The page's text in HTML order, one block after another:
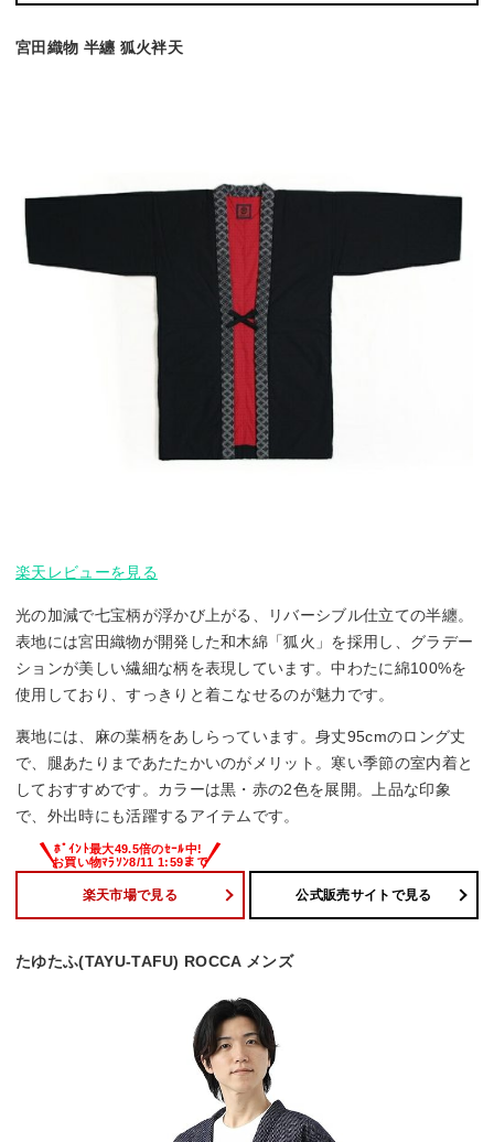
宮田織物 半纏 狐火袢天
楽天レビューを見る
光の加減で七宝柄が浮かび上がる、リバーシブル仕立ての半纏。
表地には宮田織物が開発した和木綿「狐火」を採用し、グラデー
ションが美しい繊細な柄を表現しています。中わたに綿100%を
使用しており、すっきりと着こなせるのが魅力です。
裏地には、麻の葉柄をあしらっています。身丈95cmのロング丈
で、腿あたりまであたたかいのがメリット。寒い季節の室内着と
しておすすめです。カラーは黒・赤の2色を展開。上品な印象
で、外出時にも活躍するアイテムです。
楽天市場で見る 公式販売サイトで見る
たゆたふ(TAYU-TAFU) ROCCA メンズ